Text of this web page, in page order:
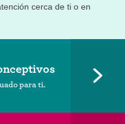
cerca de ti o en
para ti.